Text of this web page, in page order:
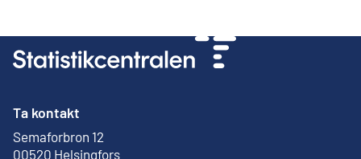
Ta kontakt
Semaforbron 12
00520 Helsingfors
Extern länk